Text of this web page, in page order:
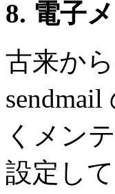
8. 電子
古来か
くメン
設定し